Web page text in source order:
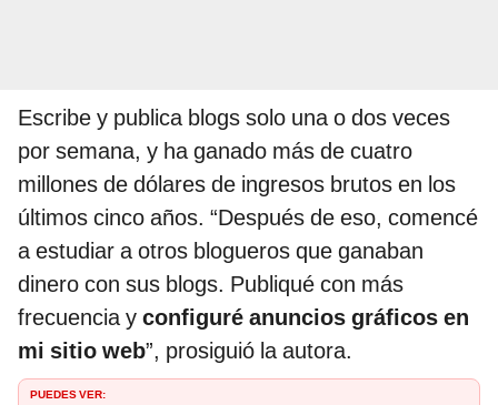
Escribe y publica blogs solo una o dos veces
por semana, y ha ganado más de cuatro
millones de dólares de ingresos brutos en los
últimos cinco años. “Después de eso, comencé
a estudiar a otros blogueros que ganaban
dinero con sus blogs. Publiqué con más
frecuencia y configuré anuncios gráficos en
mi sitio web”, prosiguió la autora.
PUEDES VER: